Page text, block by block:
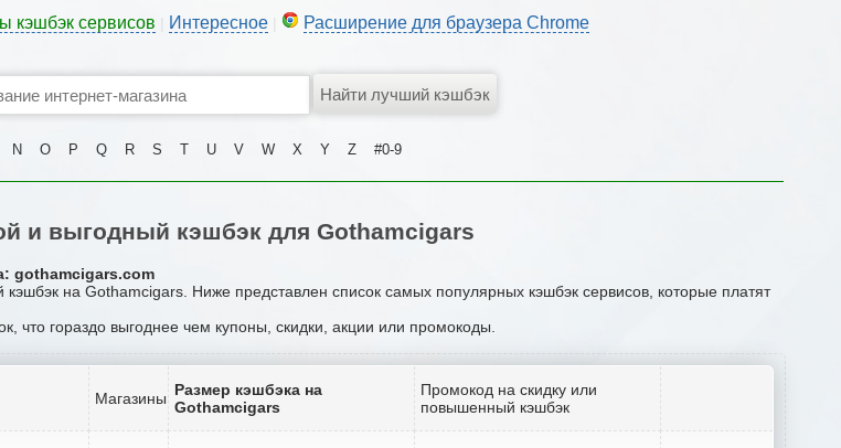
кэшбэк сервисов Интересное Расширение для браузера Chrome
N O P Q R S T U V W X Y Z #0-9
и выгодный кэшбэк для Gothamcigars
gothamcigars.com
на Gothamcigars. Ниже представлен список самых популярных кэшбэк сервисов, которые платят
что гораздо выгоднее чем купоны, скидки, акции или промокоды.
Магазины Размер кэшбэка на
Gothamcigars
Промокод на скидку или
повышенный кэшбэк